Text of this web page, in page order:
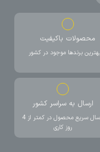
محصولات باکیفیت
برندها موجود در کشور
ارسال به سراسر کشور
ارسال سریع محصول در کمتر از 4
روز کاری